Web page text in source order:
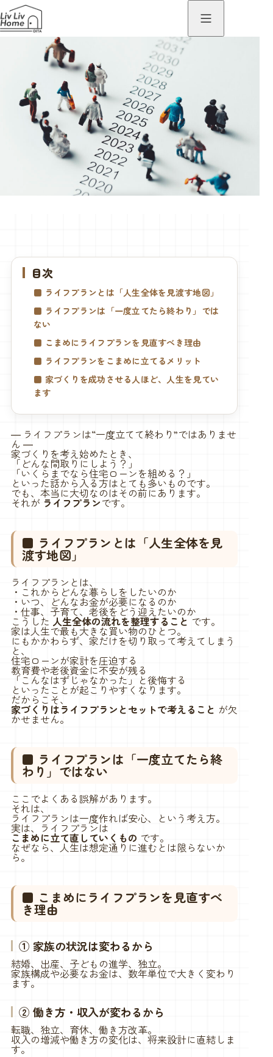
ンが必要なのか
公開日：2026.01.19 ／ 更新日：2026.02.10
目次
■ ライフプランとは「人生全体を見渡す地図」
■ ライフプランは「一度立てたら終わり」では
ない
■ こまめにライフプランを見直すべき理由
■ ライフプランをこまめに立てるメリット
■ 家づくりを成功させる人ほど、人生を見てい
ます
― ライフプランは“一度立てて終わり”ではありませ
ん ―
家づくりを考え始めたとき、
「どんな間取りにしよう？」
「いくらまでなら住宅ローンを組める？」
といった話から入る方はとても多いものです。
でも、本当に大切なのはその前にあります。
それが ライフプランです。
■ ライフプランとは「人生全体を見
渡す地図」
ライフプランとは、
・これからどんな暮らしをしたいのか
・いつ、どんなお金が必要になるのか
・仕事、子育て、老後をどう迎えたいのか
こうした 人生全体の流れを整理すること です。
家は人生で最も大きな買い物のひとつ。
にもかかわらず、家だけを切り取って考えてしまう
と、
住宅ローンが家計を圧迫する
教育費や老後資金に不安が残る
「こんなはずじゃなかった」と後悔する
といったことが起こりやすくなります。
だからこそ、
家づくりはライフプランとセットで考えること が欠
かせません。
■ ライフプランは「一度立てたら終
わり」ではない
ここでよくある誤解があります。
それは、
ライフプランは一度作れば安心、という考え方。
実は、ライフプランは
こまめに立て直していくもの です。
なぜなら、人生は想定通りに進むとは限らないか
ら。
■ こまめにライフプランを見直すべ
き理由
① 家族の状況は変わるから
結婚、出産、子どもの進学、独立。
家族構成や必要なお金は、数年単位で大きく変わり
ます。
② 働き方・収入が変わるから
転職、独立、育休、働き方改革。
収入の増減や働き方の変化は、将来設計に直結しま
す。